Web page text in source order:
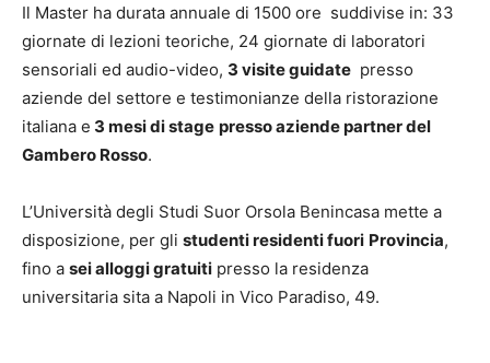
Il Master ha durata annuale di 1500 ore suddivise in: 33
giornate di lezioni teoriche, 24 giornate di laboratori
sensoriali ed audio-video, 3 visite guidate presso
aziende del settore e testimonianze della ristorazione
italiana e 3 mesi di stage presso aziende partner del
Gambero Rosso.
L’Università degli Studi Suor Orsola Benincasa mette a
disposizione, per gli studenti residenti fuori Provincia,
fino a sei alloggi gratuiti presso la residenza
universitaria sita a Napoli in Vico Paradiso, 49.